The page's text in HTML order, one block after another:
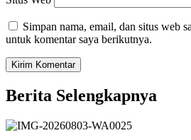
Simpan nama, email, dan situs web
untuk komentar saya berikutnya.
Berita Selengkapnya